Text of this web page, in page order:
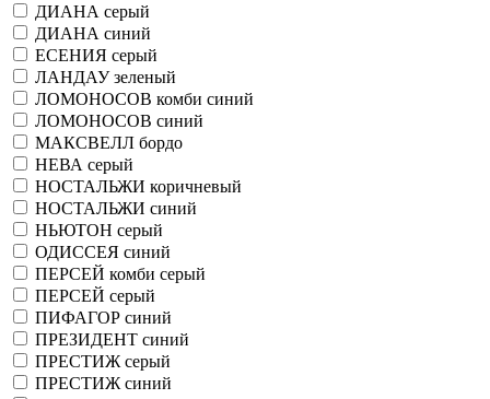
ДИАНА серый
ДИАНА синий
ЕСЕНИЯ серый
ЛАНДАУ зеленый
ЛОМОНОСОВ комби синий
ЛОМОНОСОВ синий
МАКСВЕЛЛ бордо
НЕВА серый
НОСТАЛЬЖИ коричневый
НОСТАЛЬЖИ синий
НЬЮТОН серый
ОДИССЕЯ синий
ПЕРСЕЙ комби серый
ПЕРСЕЙ серый
ПИФАГОР синий
ПРЕЗИДЕНТ синий
ПРЕСТИЖ серый
ПРЕСТИЖ синий